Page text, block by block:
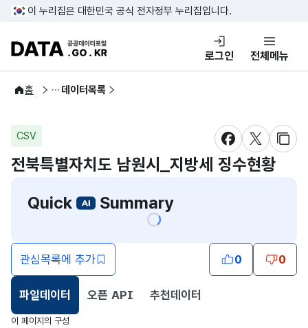
콘텐츠 바로가기
푸터 바로가기
이 누리집은 대한민국 공식 전자정부 누리집입니다.
DATA.GO.KR 공공데이터포털
로그인 전체메뉴
홈
공공데이터 데이터목록
CSV
새창 열림새창 열림
새창
전북특별자치도 남원시_지방세 징수현황
Quick
Summary
관심목록에 추가 0 0
파일데이터
선택됨
오픈 API 추천데이터
이 페이지의 구성